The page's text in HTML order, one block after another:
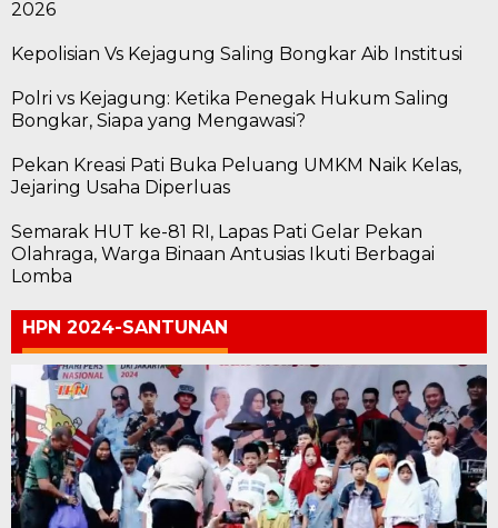
2026
Kepolisian Vs Kejagung Saling Bongkar Aib Institusi
Polri vs Kejagung: Ketika Penegak Hukum Saling
Bongkar, Siapa yang Mengawasi?
Pekan Kreasi Pati Buka Peluang UMKM Naik Kelas,
Jejaring Usaha Diperluas
Semarak HUT ke-81 RI, Lapas Pati Gelar Pekan
Olahraga, Warga Binaan Antusias Ikuti Berbagai
Lomba
HPN 2024-SANTUNAN